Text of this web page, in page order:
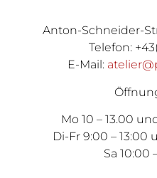
Anton-Schneider-
Telefon:
E-Mail:
Mo 10 – 13.00
Di-Fr 9:00 – 13:00
Sa 10:00